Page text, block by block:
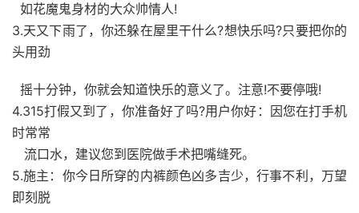
如花魔鬼身材的大众帅情人!
3.天又下雨了，你还躲在屋里干什么?想快乐吗?只要把你的
头用劲
摇十分钟，你就会知道快乐的意义了。注意!不要停哦!
4.315打假又到了，你准备好了吗?用户你好：因您在打手机
时常常
流口水，建议您到医院做手术把嘴缝死。
5.施主：你今日所穿的内裤颜色凶多吉少，行事不利，万望
即刻脱